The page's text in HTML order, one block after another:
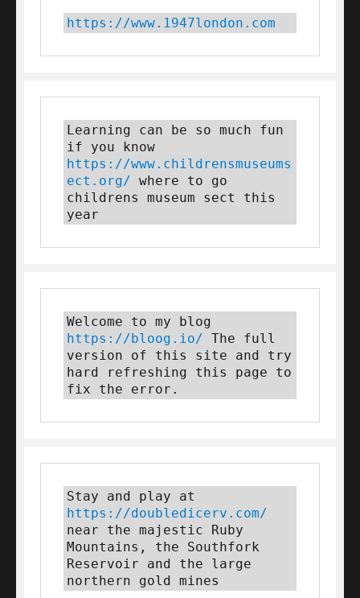
https://www.1947london.com
Learning can be so much fun
https://www.childrensmuseums
ect.org/ where to go
childrens museum sect this
year
https://bloog.io/ The full
version of this site and try
hard refreshing this page to
fix the error.
https://doubledicerv.com/
near the majestic Ruby
Mountains, the Southfork
Reservoir and the large
northern gold mines